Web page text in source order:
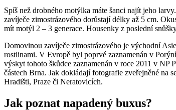
Spíš než drobného motýlka máte šanci najít jeho
zavíječe zimostrázového dorůstají délky až 5 cm.
mít motýl 2 – 3 generace. Housenky z poslední
Domovinou zavíječe zimostrázového je východní
rostlinami. V Evropě byl poprvé zaznamenán v
výskyt tohoto škůdce zaznamenán v roce 2011 v
částech Brna. Jak dokládají fotografie zveřejněné na
Hradišti, Praze či Neratovicích.
Jak poznat napadený buxus?